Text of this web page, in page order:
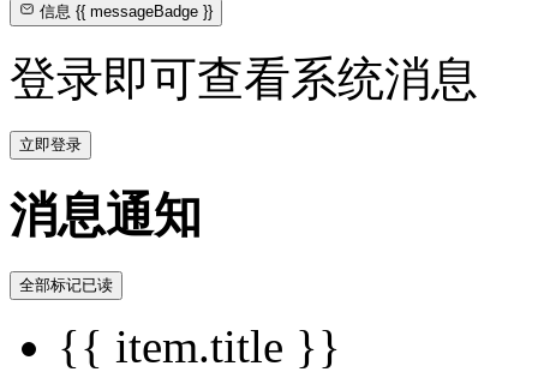
信息{{ messageBadge }}
登录即可查看系统消息
立即登录
消息通知
全部标记已读
{{ item.title }}